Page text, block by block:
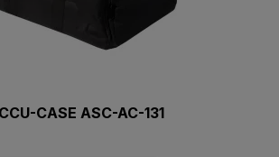
CASE ASC-AC-131